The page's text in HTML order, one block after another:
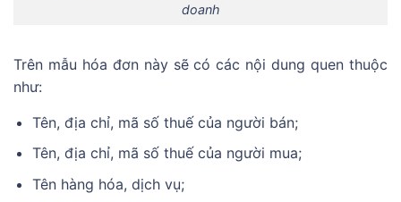
doanh
Trên mẫu hóa đơn này sẽ có các nội dung quen thuộc
như:
Tên, địa chỉ, mã số thuế của người bán;
Tên, địa chỉ, mã số thuế của người mua;
Tên hàng hóa, dịch vụ;